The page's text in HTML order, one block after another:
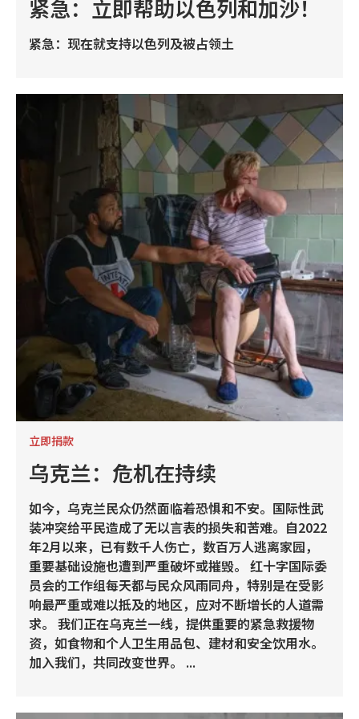
紧急：立即帮助以色列和加沙！
紧急：现在就支持以色列及被占领土
立即捐款
乌克兰：危机在持续
如今，乌克兰民众仍然面临着恐惧和不安。国际性武
装冲突给平民造成了无以言表的损失和苦难。自2022
年2月以来，已有数千人伤亡，数百万人逃离家园，
重要基础设施也遭到严重破坏或摧毁。 红十字国际委
员会的工作组每天都与民众风雨同舟，特别是在受影
响最严重或难以抵及的地区，应对不断增长的人道需
求。 我们正在乌克兰一线，提供重要的紧急救援物
资，如食物和个人卫生用品包、建材和安全饮用水。
加入我们，共同改变世界。 ...